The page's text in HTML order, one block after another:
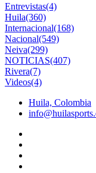
Entrevistas(4)
Huila(360)
Internacional(168)
Nacional(549)
Neiva(299)
NOTICIAS(407)
Rivera(7)
Videos(4)
Huila, Colombia